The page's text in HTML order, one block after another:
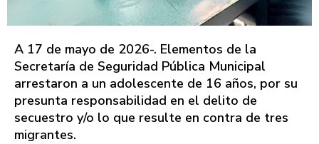
A 17 de mayo de 2026-. Elementos de la
Secretaría de Seguridad Pública Municipal
arrestaron a un adolescente de 16 años, por su
presunta responsabilidad en el delito de
secuestro y/o lo que resulte en contra de tres
migrantes.